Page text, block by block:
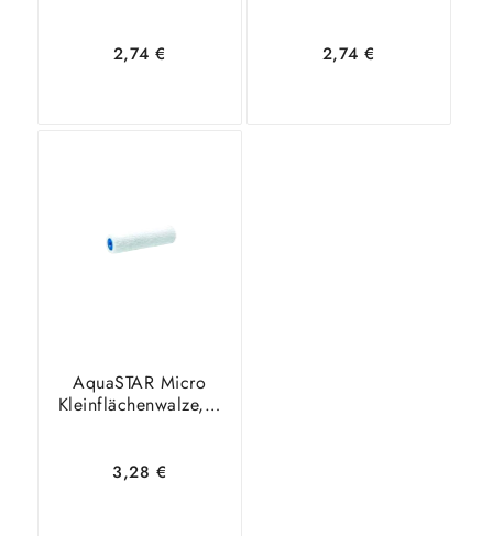
2,74€ 2,74€
AquaSTAR Micro
Kleinflächenwalze, 5
3,28 €